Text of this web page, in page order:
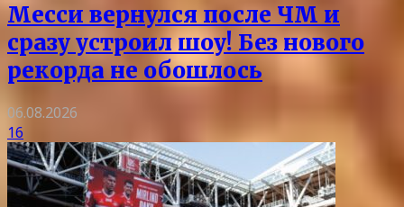
Месси вернулся после ЧМ и
сразу устроил шоу! Без нового
рекорда не обошлось
06.08.2026
16